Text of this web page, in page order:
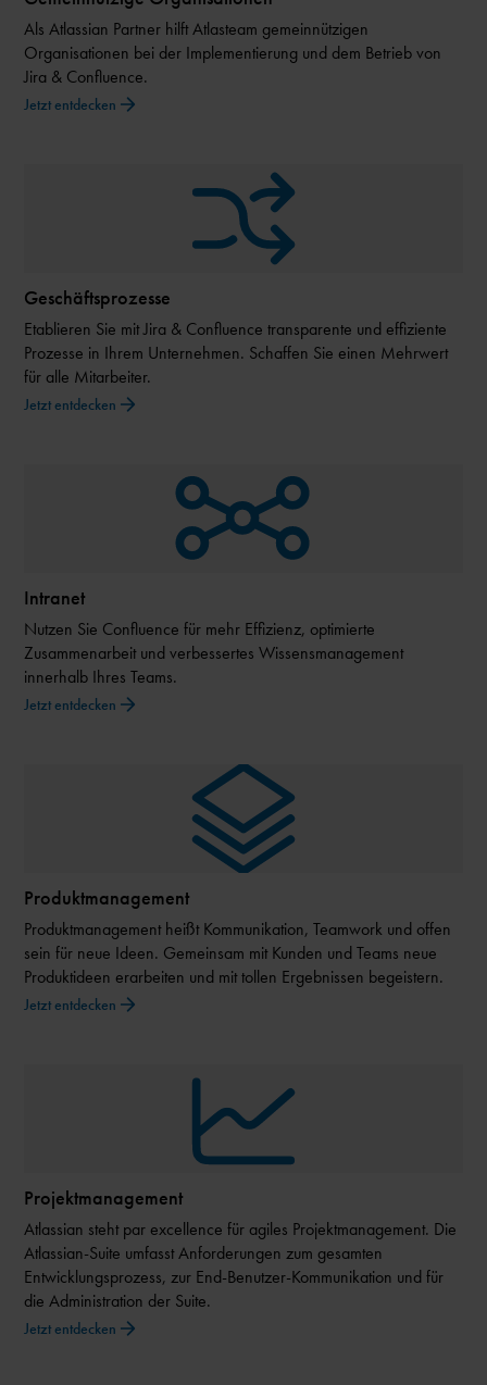
Als Atlassian Partner hilft Atlasteam gemeinnützigen
Organisationen bei der Implementierung und dem Betrieb von
Jira & Confluence.
Jetzt entdecken
Geschäftsprozesse
Etablieren Sie mit Jira & Confluence transparente und effiziente
Prozesse in Ihrem Unternehmen. Schaffen Sie einen Mehrwert
für alle Mitarbeiter.
Jetzt entdecken
Intranet
Nutzen Sie Confluence für mehr Effizienz, optimierte
Zusammenarbeit und verbessertes Wissensmanagement
innerhalb Ihres Teams.
Jetzt entdecken
Produktmanagement
Produktmanagement heißt Kommunikation, Teamwork und offen
sein für neue Ideen. Gemeinsam mit Kunden und Teams neue
Produktideen erarbeiten und mit tollen Ergebnissen begeistern.
Jetzt entdecken
Projektmanagement
Atlassian steht par excellence für agiles Projektmanagement. Die
Atlassian-Suite umfasst Anforderungen zum gesamten
Entwicklungsprozess, zur End-Benutzer-Kommunikation und für
die Administration der Suite.
Jetzt entdecken